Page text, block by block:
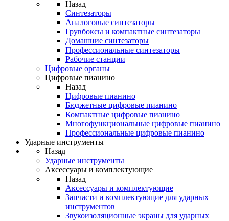
Назад
Синтезаторы
Аналоговые синтезаторы
Грувбоксы и компактные синтезаторы
Домашние синтезаторы
Профессиональные синтезаторы
Рабочие станции
Цифровые органы
Цифровые пианино
Назад
Цифровые пианино
Бюджетные цифровые пианино
Компактные цифровые пианино
Многофункциональные цифровые пианино
Профессиональные цифровые пианино
Ударные инструменты
Назад
Ударные инструменты
Аксессуары и комплектующие
Назад
Аксессуары и комплектующие
Запчасти и комплектующие для ударных
инструментов
Звукоизоляционные экраны для ударных